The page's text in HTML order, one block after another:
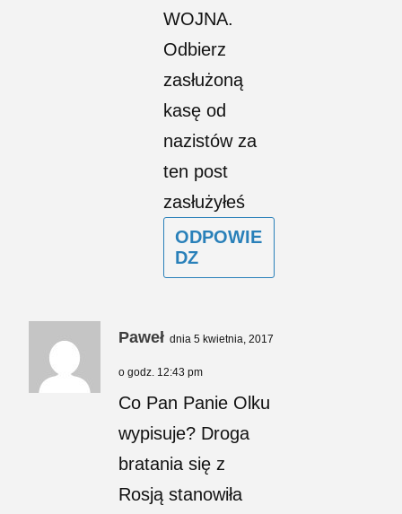
WOJNA.
Odbierz
zasłużoną
kasę od
nazistów za
ten post
zasłużyłeś
ODPOWIE
DZ
Paweł dnia 5 kwietnia, 2017
o godz. 12:43 pm
Co Pan Panie Olku
wypisuje? Droga
bratania się z
Rosją stanowiła